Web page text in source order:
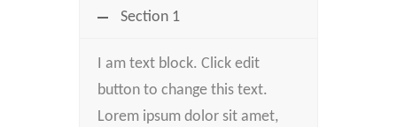
Section 1
I am text block. Click edit
button to change this text.
Lorem ipsum dolor sit amet,